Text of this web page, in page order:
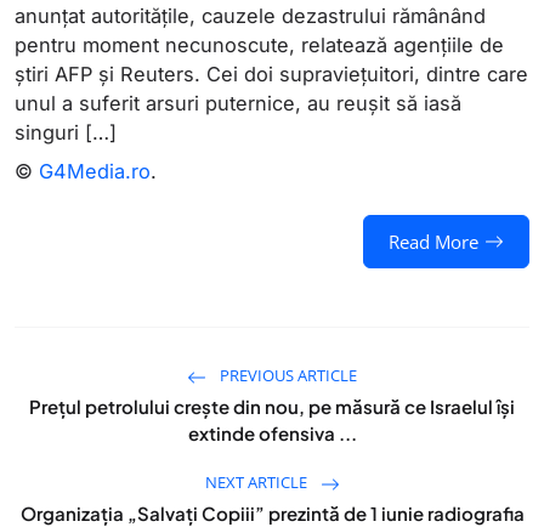
anunțat autoritățile, cauzele dezastrului rămânând
pentru moment necunoscute, relatează agențiile de
știri AFP și Reuters. Cei doi supraviețuitori, dintre care
unul a suferit arsuri puternice, au reușit să iasă
singuri […]
© G4Media.ro.
Read More
PREVIOUS ARTICLE
Prețul petrolului crește din nou, pe măsură ce Israelul își
extinde ofensiva ...
NEXT ARTICLE
Organizația „Salvați Copiii” prezintă de 1 iunie radiografia